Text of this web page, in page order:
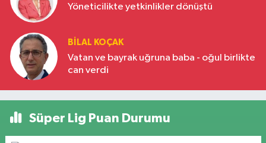
Yöneticilikte yetkinlikler dönüştü
BILAL KOÇAK
Vatan ve bayrak uğruna baba - oğul birlikte
can verdi
Süper Lig Puan Durumu